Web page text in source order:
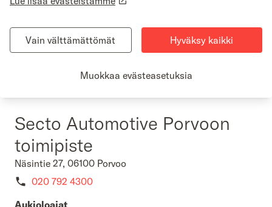
Secton compliance ja vastuullisuus
Secton compliance- ja vastuullisuusasioissa voit olla yhteydessä
Noora Floor, Chief Sustainability & Compliance Officer.
Tietosuoja-asioissa laitathan viestiä osoitteeseen
Secto Automotive Porvoon
toimipiste
Näsintie 27, 06100 Porvoo
020 792 4300
Aukioloajat
Vain välttämättömät Hyväksy kaikki
Muokkaa evästeasetuksia